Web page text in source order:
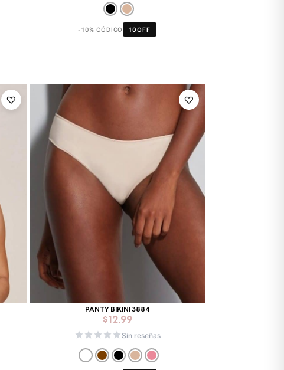
-10% CÓDIGO 10OFF
PANTY BIKINI 3884
$12.99
Sin reseñas